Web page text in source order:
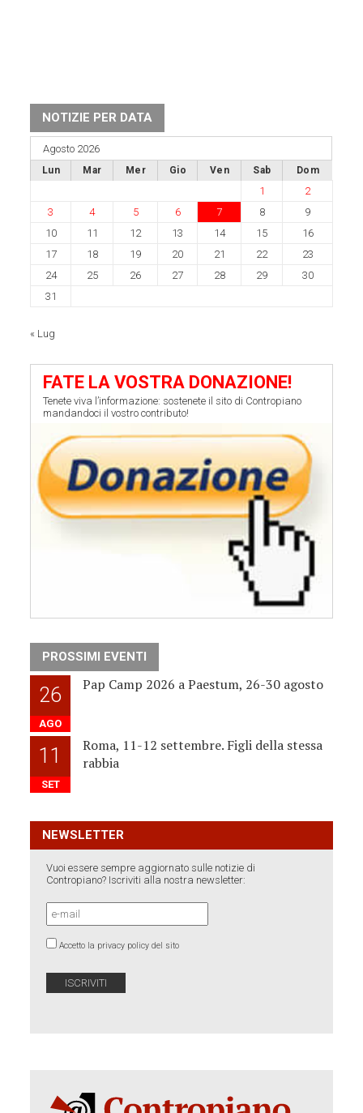
NOTIZIE PER DATA
Agosto 2026
Lun Mar Mer Gio Ven Sab Dom
1
2
3
4 5 6 7 8
9
10
11 12 13 14 15
16
17
18 19 20 21 22
23
24
25 26 27 28 29
30
31
« Lug
FATE LA VOSTRA DONAZIONE!
Tenete viva l’informazione: sostenete il sito di Contropiano
mandandoci il vostro contributo!
PROSSIMI EVENTI
26
AGO
Pap Camp 2026 a Paestum, 26-30 agosto
11
SET
Roma, 11-12 settembre. Figli della stessa
rabbia
NEWSLETTER
Vuoi essere sempre aggiornato sulle notizie di
Contropiano? Iscriviti alla nostra newsletter:
Accetto la privacy policy del sito